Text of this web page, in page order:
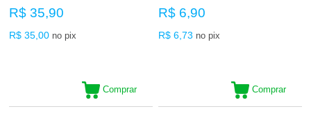
R$ 35,90
R$ 35,00 no pix
Comprar
R$ 6,90
R$ 6,73 no pix
Comprar